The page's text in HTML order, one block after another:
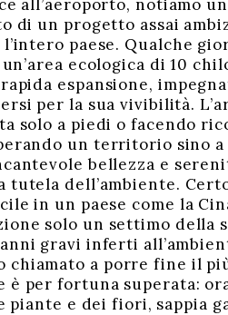
all’aeroporto, notiamo
di un progetto assai
paese. Qualche
ecologica di 10
espansione,
per la sua vivibilità.
solo a piedi o facendo
un territorio sino
bellezza e
tutela dell’ambiente.
in un paese come la
solo un settimo
gravi inferti
chiamato a porre fine il
è per fortuna superata:
piante e dei fiori, sappia